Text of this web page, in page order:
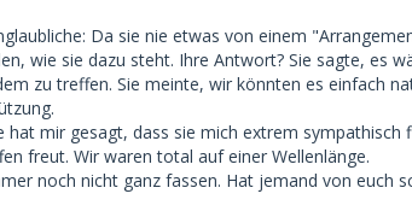
Da sie nie etwas von einem
wie sie dazu steht. Ihre Antwort? Sie sagte, es
zu treffen. Sie meinte, wir könnten es einfach
hat mir gesagt, dass sie mich extrem sympathisch
freut. Wir waren total auf einer Wellenlänge.
noch nicht ganz fassen. Hat jemand von euch